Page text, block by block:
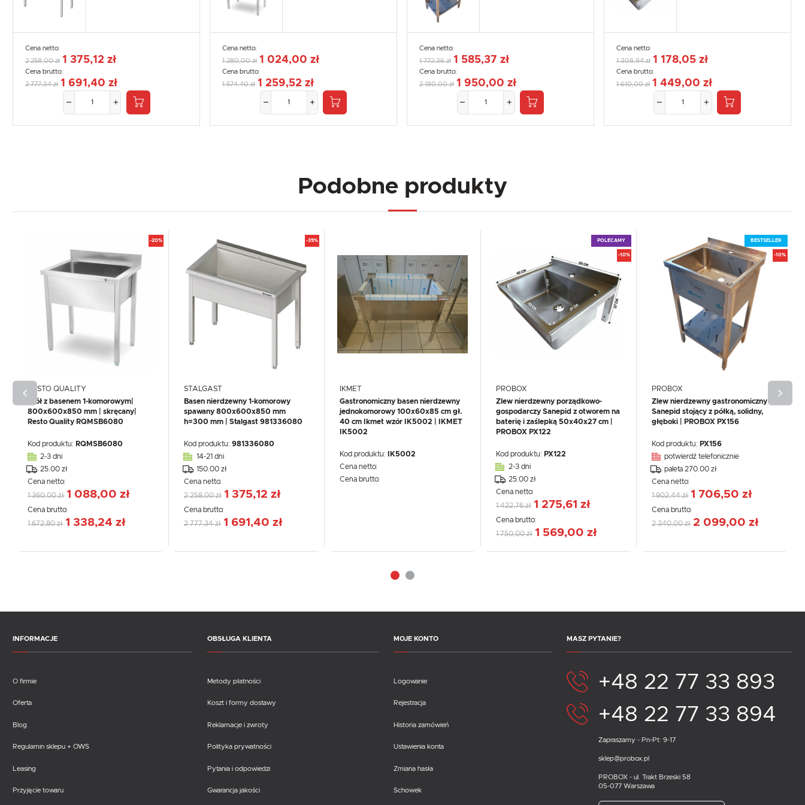
Cena netto:
2 258,00 zł 1 375,12 zł
Cena brutto:
2 777,34 zł 1 691,40 zł
Cena netto:
1 280,00 zł 1 024,00 zł
Cena brutto:
1 574,40 zł 1 259,52 zł
Cena netto:
1 772,36 zł 1 585,37 zł
Cena brutto:
2 180,00 zł 1 950,00 zł
Cena netto:
1 308,94 zł 1 178,05 zł
Cena brutto:
1 610,00 zł 1 449,00 zł
Podobne produkty
-20%
RESTO QUALITY
Stół z basenem 1-komorowym|
800x600x850 mm | skręcany|
Resto Quality RQMSB6080
Kod produktu: RQMSB6080
2-3 dni
25.00 zł
Cena netto:
1 360,00 zł 1 088,00 zł
Cena brutto:
1 672,80 zł 1 338,24 zł
-39%
STALGAST
Basen nierdzewny 1-komorowy
spawany 800x600x850 mm
h=300 mm | Stalgast 981336080
Kod produktu: 981336080
14-21 dni
150.00 zł
Cena netto:
2 258,00 zł 1 375,12 zł
Cena brutto:
2 777,34 zł 1 691,40 zł
IKMET
Gastronomiczny basen nierdzewny
jednokomorowy 100x60x85 cm gł.
40 cm Ikmet wzór IK5002 | IKMET
IK5002
Kod produktu:
IK5002
Cena netto:
Cena brutto:
POLECAMY
-10%
PROBOX
Zlew nierdzewny porządkowo-
gospodarczy Sanepid z otworem na
baterię i zaślepką 50x40x27 cm |
PROBOX PX122
Kod produktu: PX122
2-3 dni
25.00 zł
Cena netto:
1 422,76 zł 1 275,61 zł
Cena brutto:
1 750,00 zł 1 569,00 zł
BESTSELLER
-10%
PROBOX
Zlew nierdzewny gastronomiczny
Sanepid stojący z półką, solidny,
głęboki | PROBOX PX156
Kod produktu: PX156
potwierdź telefonicznie
paleta 270.00 zł
Cena netto:
1 902,44 zł 1 706,50 zł
Cena brutto:
2 340,00 zł 2 099,00 zł
INFORMACJE
O firmie
Oferta
Blog
Regulamin sklepu + OWS
Leasing
Przyjęcie towaru
OBSŁUGA KLIENTA
Metody płatności
Koszt i formy dostawy
Reklamacje i zwroty
Polityka prywatności
Pytania i odpowiedzi
Gwarancja jakości
MOJE KONTO
Logowanie
Rejestracja
Historia zamówień
Ustawienia konta
Zmiana hasła
Schowek
MASZ PYTANIE?
+48 22 77 33 893
+48 22 77 33 894
Zapraszamy - Pn-Pt: 9-17
sklep@probox.pl
PROBOX - ul. Trakt Brzeski 58
05-077 Warszawa
Promocyjne pliki cookies służą do prezentowania Ci naszych komunikatów na podstawie analizy